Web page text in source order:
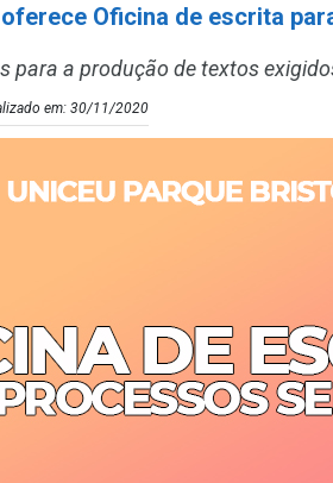
oferece Oficina de escrita
para a produção de textos
em: 30/11/2020